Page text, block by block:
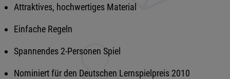
Attraktives, hochwertiges Material
Einfache Regeln
Spannendes 2-Personen Spiel
Nominiert für den Deutschen Lernspielpreis 2010